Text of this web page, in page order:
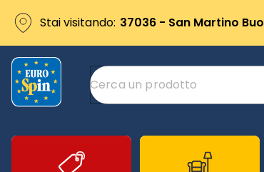
Stai visitando: 37036 - San Martino